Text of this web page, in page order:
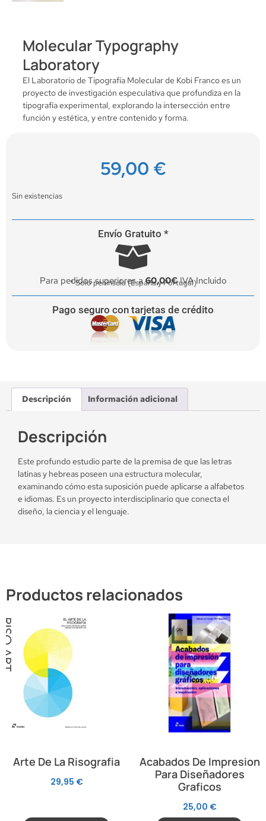
Molecular Typography
Laboratory
El Laboratorio de Tipografía Molecular de Kobi Franco es un
proyecto de investigación especulativa que profundiza en la
tipografía experimental, explorando la intersección entre
función y estética, y entre contenido y forma.
59,00 €
Sin existencias
Envío Gratuito *
Para pedidos superiores a60,00€IVA Incluido
* Solo península (España y Portugal)
Pago seguro con tarjetas de crédito
Descripción Información adicional
Descripción
Este profundo estudio parte de la premisa de que las letras
latinas y hebreas poseen una estructura molecular,
examinando cómo esta suposición puede aplicarse a alfabetos
e idiomas. Es un proyecto interdisciplinario que conecta el
diseño, la ciencia y el lenguaje.
Productos relacionados
Arte De La Risografia
29,95 €
Acabados De Impresion
Para Diseñadores
Graficos
25,00 €